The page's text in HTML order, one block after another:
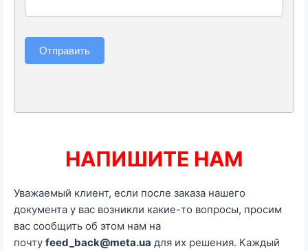
Т
Е
М
Н
С
К
Отправить
НАПИШИТЕ НАМ
Уважаемый клиент, если после заказа нашего
документа у вас возникли какие-то вопросы, просим
вас сообщить об этом нам на
почту feed_back@meta.ua для их решения. Каждый